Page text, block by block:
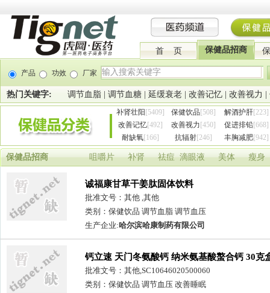
首 页 保健品招商
产品 功效 厂家
热门关键字: 调节血脂 调节血糖 延缓衰老 改善记忆 改善视力
补肾壮阳 [5409] 保健饮品 [508] 解酒护肝[223]
改善记忆[492] 改善视力 [450] 促进排铅[668]
耐缺氧[166] 抗辐射[246] 丰胸减肥[942]
保健品招商 咀嚼片 补肾 祛痘 滴眼液 美体 瘦身
诚福康甘草干姜肽固体饮料
批准文号：其他 ,其他
类别：保健饮品 调节血脂 调节血压
生产企业:哈尔滨哈康制药有限公司
钙立速 天门冬氨酸钙 纳米氨基酸螯合钙 30克
招商加盟
批准文号：其他,SC10646020500060
类别：保健饮品 调节血压 改善睡眠